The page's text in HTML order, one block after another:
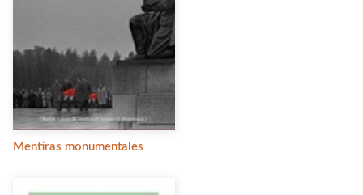
Mentiras monumentales